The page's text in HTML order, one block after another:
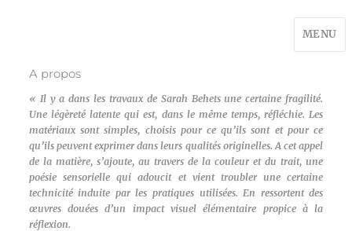
MENU
A propos
« Il y a dans les travaux de Sarah Behets une certaine fragilité.
Une légèreté latente qui est, dans le même temps, réfléchie. Les
matériaux sont simples, choisis pour ce qu’ils sont et pour ce
qu’ils peuvent exprimer dans leurs qualités originelles. A cet appel
de la matière, s’ajoute, au travers de la couleur et du trait, une
poésie sensorielle qui adoucit et vient troubler une certaine
technicité induite par les pratiques utilisées. En ressortent des
œuvres douées d’un impact visuel élémentaire propice à la
réflexion.